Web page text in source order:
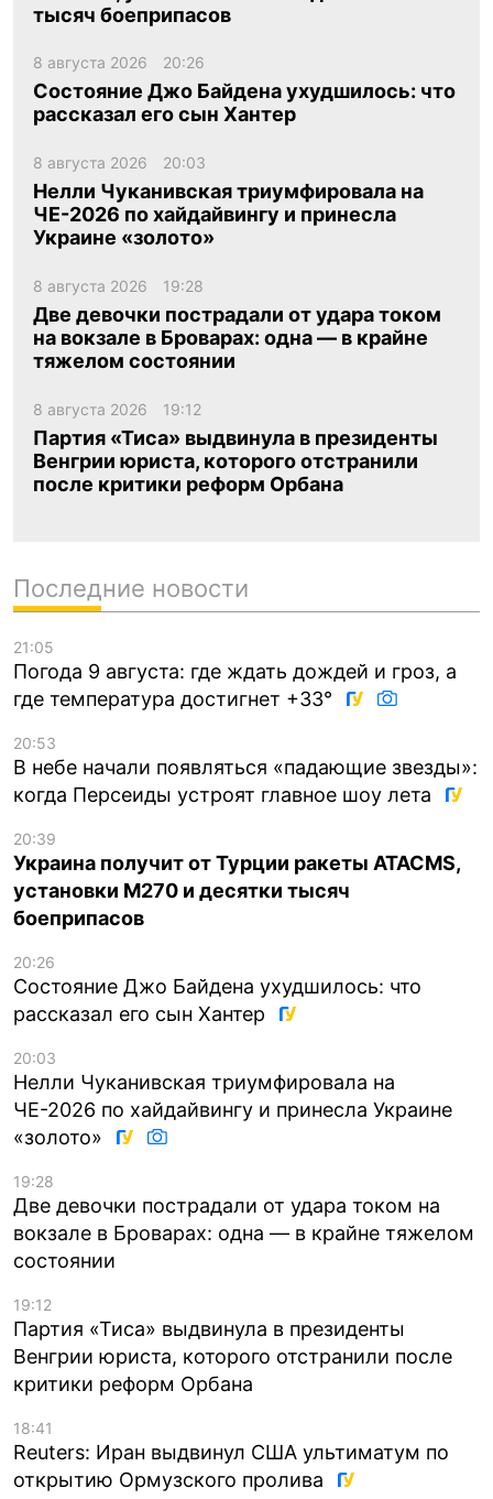
тысяч боеприпасов
8 августа 2026 20:26
Состояние Джо Байдена ухудшилось: что
рассказал его сын Хантер
8 августа 2026 20:03
Нелли Чуканивская триумфировала на
ЧЕ-2026 по хайдайвингу и принесла
Украине «золото»
8 августа 2026 19:28
Две девочки пострадали от удара током
на вокзале в Броварах: одна — в крайне
тяжелом состоянии
8 августа 2026 19:12
Партия «Тиса» выдвинула в президенты
Венгрии юриста, которого отстранили
после критики реформ Орбана
Последние новости
21:05
Погода 9 августа: где ждать дождей и гроз, а
где температура достигнет +33°
20:53
В небе начали появляться «падающие звезды»:
когда Персеиды устроят главное шоу лета
20:39
Украина получит от Турции ракеты ATACMS,
установки M270 и десятки тысяч
боеприпасов
20:26
Состояние Джо Байдена ухудшилось: что
рассказал его сын Хантер
20:03
Нелли Чуканивская триумфировала на
ЧЕ-2026 по хайдайвингу и принесла Украине
«золото»
19:28
Две девочки пострадали от удара током на
вокзале в Броварах: одна — в крайне тяжелом
состоянии
19:12
Партия «Тиса» выдвинула в президенты
Венгрии юриста, которого отстранили после
критики реформ Орбана
18:41
Reuters: Иран выдвинул США ультиматум по
открытию Ормузского пролива